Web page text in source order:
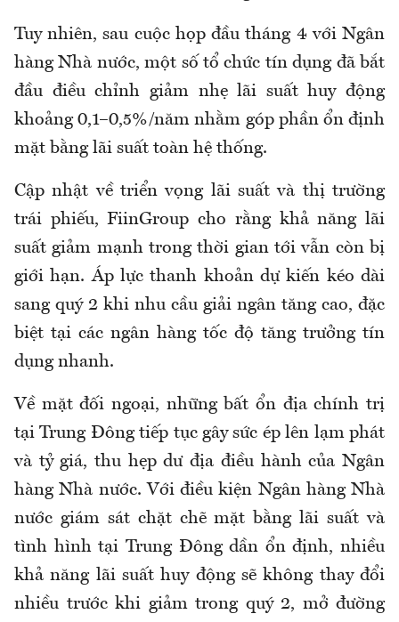
Tuy nhiên, sau cuộc họp đầu tháng 4 với Ngân
hàng Nhà nước, một số tổ chức tín dụng đã bắt
đầu điều chỉnh giảm nhẹ lãi suất huy động
khoảng 0,1–0,5%/năm nhằm góp phần ổn định
mặt bằng lãi suất toàn hệ thống.
Cập nhật về triển vọng lãi suất và thị trường
trái phiếu, FiinGroup cho rằng khả năng lãi
suất giảm mạnh trong thời gian tới vẫn còn bị
giới hạn. Áp lực thanh khoản dự kiến kéo dài
sang quý 2 khi nhu cầu giải ngân tăng cao, đặc
biệt tại các ngân hàng tốc độ tăng trưởng tín
dụng nhanh.
Về mặt đối ngoại, những bất ổn địa chính trị
tại Trung Đông tiếp tục gây sức ép lên lạm phát
và tỷ giá, thu hẹp dư địa điều hành của Ngân
hàng Nhà nước. Với điều kiện Ngân hàng Nhà
nước giám sát chặt chẽ mặt bằng lãi suất và
tình hình tại Trung Đông dần ổn định, nhiều
khả năng lãi suất huy động sẽ không thay đổi
nhiều trước khi giảm trong quý 2, mở đường